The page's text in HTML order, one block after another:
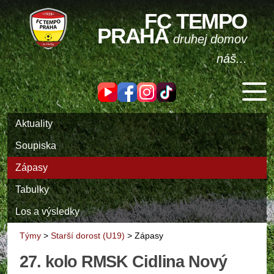
FC TEMPO
PRAHAdruhej domov
náš...
Aktuality
Soupiska
Zápasy
Tabulky
Los a výsledky
Týmy > Starší dorost (U19) > Zápasy
27. kolo RMSK Cidlina Nový